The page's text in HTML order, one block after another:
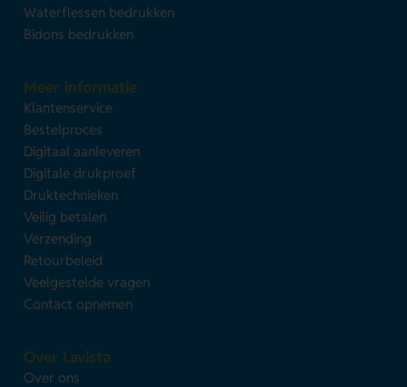
Waterflessen bedrukken
Bidons bedrukken
Meer informatie
Klantenservice
Bestelproces
Digitaal aanleveren
Digitale drukproef
Druktechnieken
Veilig betalen
Verzending
Retourbeleid
Veelgestelde vragen
Contact opnemen
Over Lavista
Over ons